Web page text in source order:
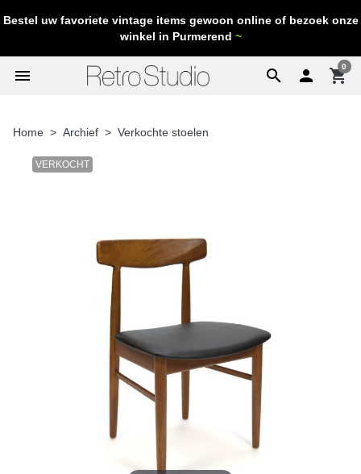
Bestel uw favoriete vintage items gewoon online of bezoek onze
winkel in Purmerend ~
search
menu  shopping_cart
0
Home Archief Verkochte stoelen
VERKOCHT